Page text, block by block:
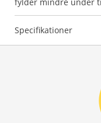
Specifikationer